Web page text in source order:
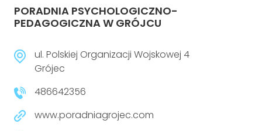
PORADNIA PSYCHOLOGICZNO-
PEDAGOGICZNA W GRÓJCU
ul. Polskiej Organizacji Wojskowej 4
Grójec
486642356
www.poradniagrojec.com